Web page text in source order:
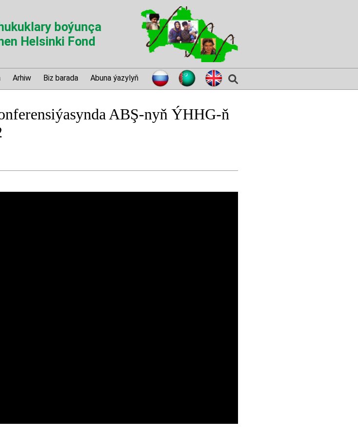
boýunça
Helsinki Fond
Arhiw Biz barada Abuna ýazylyň
ABŞ-nyň ÝHHG-ň